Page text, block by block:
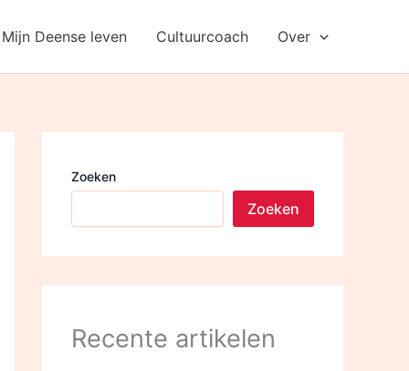
Mijn Deense leven Cultuurcoach Over
Zoeken
Zoeken
Recente artikelen